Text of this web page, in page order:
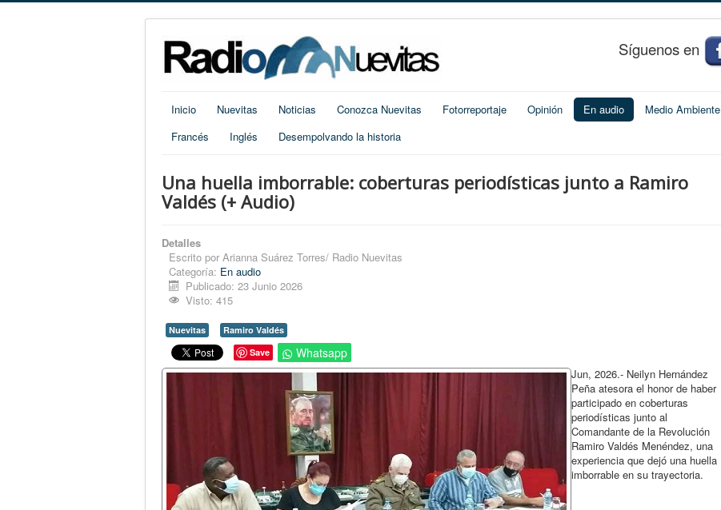
Síguenos en
Inicio Nuevitas Noticias Conozca Nuevitas Fotorreportaje Opinión En audio Medio Ambiente
Francés
Inglés Desempolvando la historia
Una huella imborrable: coberturas periodísticas junto a Ramiro
Valdés (+ Audio)
Detalles
Escrito por Arianna Suárez Torres/ Radio Nuevitas
Categoría: En audio
Publicado: 23 Junio 2026
Visto: 415
Nuevitas
Ramiro Valdés
Save
Whatsapp
Jun, 2026.- Neilyn Hernández
Peña atesora el honor de haber
participado en coberturas
periodísticas junto al
Comandante de la Revolución
Ramiro Valdés Menéndez, una
experiencia que dejó una huella
imborrable en su trayectoria.